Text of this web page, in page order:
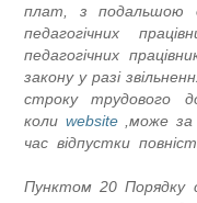
плат, з подальшою
педагогічних
педагогічних
закону у разі
строку трудового
може за
website
коли
час відпустки
Пунктом 20 Порядку